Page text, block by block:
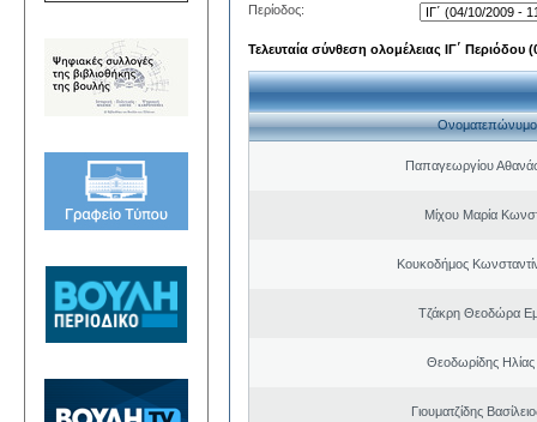
Περίοδος:
Τελευταία σύνθεση ολομέλειας ΙΓ΄ Περιόδου
Ονοματεπώνυμο
Παπαγεωργίου
Μίχου Μαρία
Κουκοδήμος
Τζάκρη Θεοδώρα
Θεοδωρίδης
Γιουματζίδης